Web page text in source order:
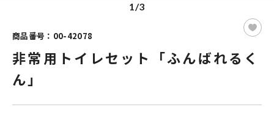
1/3
商品番号：00-42078
非常用トイレセット「ふんばれるく
ん」